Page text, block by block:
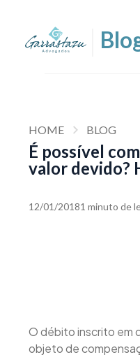
HOME BLOG
É possível
valor devido?
12/01/20181 minuto de
O débito inscrito em
objeto de